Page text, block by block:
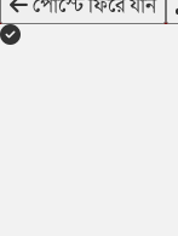
পোস্টে ফিরে যান